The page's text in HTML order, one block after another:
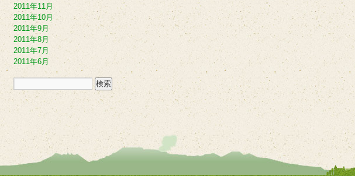
2011年11月
2011年10月
2011年9月
2011年8月
2011年7月
2011年6月